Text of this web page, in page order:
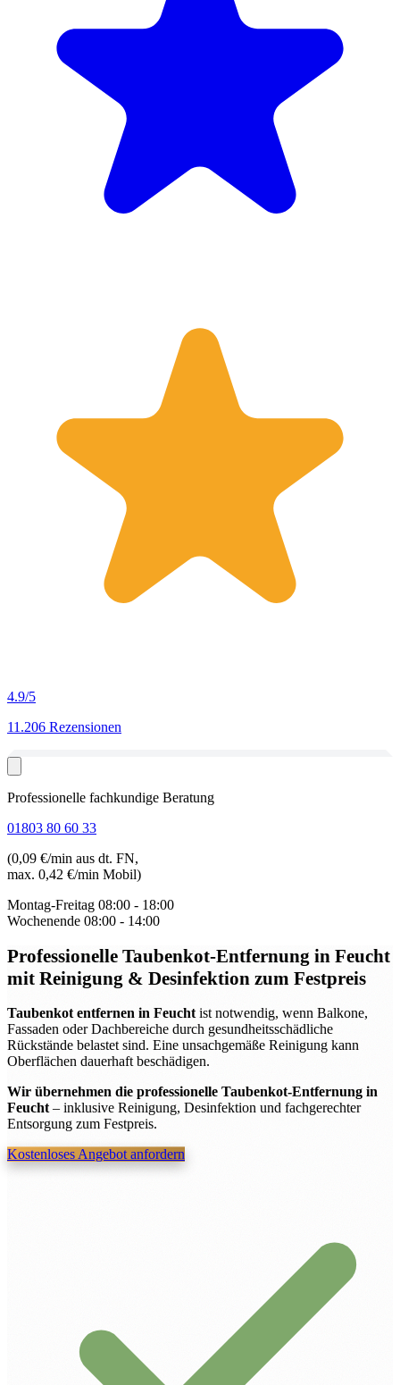
4.9/5
11.206 Rezensionen
Professionelle fachkundige Beratung
01803 80 60 33
(0,09 €/min aus dt. FN,
max. 0,42 €/min Mobil)
Montag-Freitag 08:00 - 18:00
Wochenende 08:00 - 14:00
Professionelle Taubenkot-Entfernung in Feucht
mit Reinigung & Desinfektion zum Festpreis
Taubenkot entfernen in Feucht ist notwendig, wenn Balkone,
Fassaden oder Dachbereiche durch gesundheitsschädliche
Rückstände belastet sind. Eine unsachgemäße Reinigung kann
Oberflächen dauerhaft beschädigen.
Wir übernehmen die professionelle Taubenkot-Entfernung in
Feucht – inklusive Reinigung, Desinfektion und fachgerechter
Entsorgung zum Festpreis.
Kostenloses Angebot anfordern